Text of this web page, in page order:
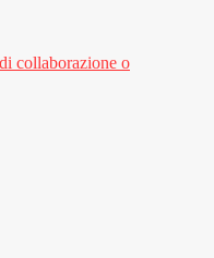
collaborazione o